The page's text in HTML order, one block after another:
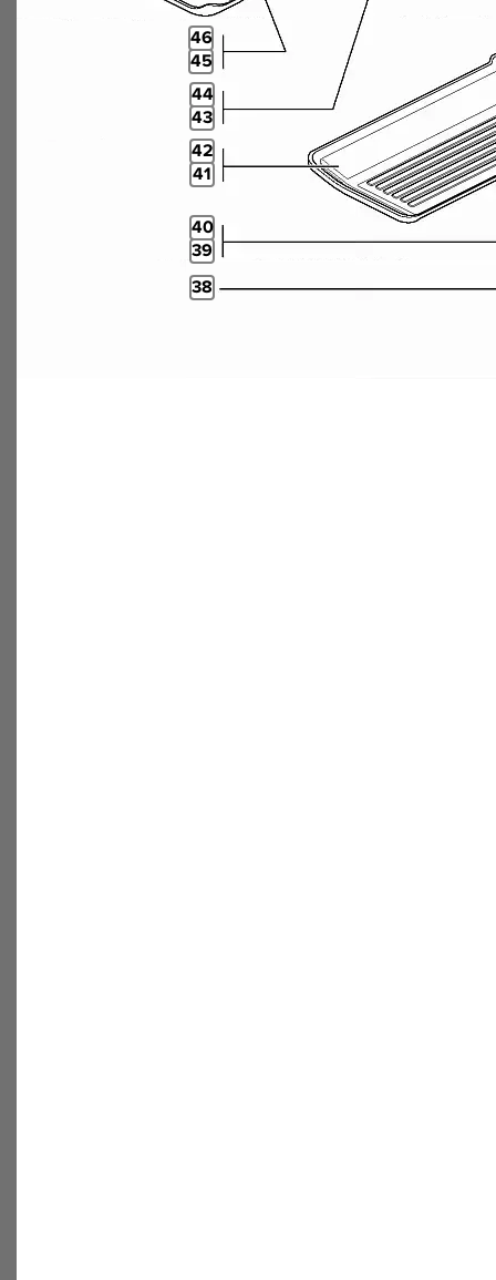
38
39
40
41
42
43
44
45
46